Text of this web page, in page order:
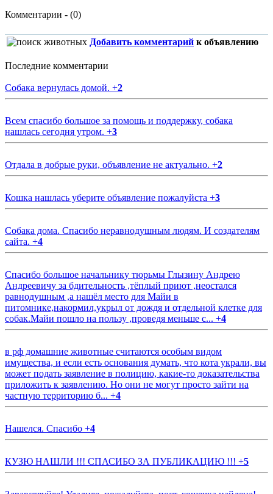
Комментарии - (0)
Добавить комментарий к объявлению
Последние комментарии
Собака вернулась домой. +2
Всем спасибо большое за помощь и поддержку, собака
нашлась сегодня утром. +3
Отдала в добрые руки, объявление не актуально. +2
Кошка нашлась уберите объявление пожалуйста +3
Собака дома. Спасибо неравнодушным людям. И создателям
сайта. +4
Спасибо большое начальнику тюрьмы Глызину Андрею
Андреевичу за бдительность ,тёплый приют ,неостался
равнодушным ,а нашёл место для Майи в
питомнике,накормил,укрыл от дождя и отдельной клетке для
собак.Майи пошло на пользу ,проведя меньше с... +4
в рф домашние животные считаются особым видом
имущества, и если есть основания думать, что кота украли, вы
может подать заявление в полицию, какие-то доказательства
приложить к заявлению. Но они не могут просто зайти на
частную территорию б... +4
Нашелся. Спасибо +4
КУЗЮ НАШЛИ !!! СПАСИБО ЗА ПУБЛИКАЦИЮ !!! +5